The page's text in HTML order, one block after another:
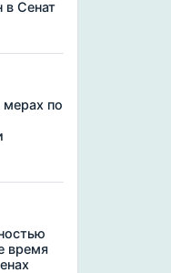
в Сенат
по
время